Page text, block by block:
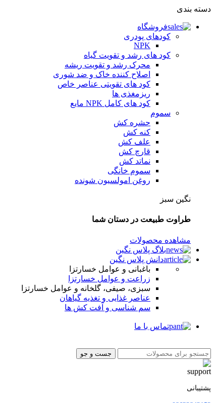
دسته بندی
فروشگاه
کودهای پودری
NPK
کود های رشد و تقویت گیاه
محرک رشد و تقویت ریشه
اصلاح کننده خاک و ضد شوری
کود های تقویتی عناصر خاص
ریزمغذی ها
کود های کامل NPK مایع
سموم
حشره کش
کنه کش
علف کش
قارچ کش
نماتد کش
سموم خانگی
روغن امولسیون شونده
نگین سبز
طراوت طبیعت در دستان شما
مشاهده محصولات
بلاگ پلاس نگین
دانش پلاس نگین
باغبانی و عوامل خسارتزا
زراعت و عوامل خسارتزا
سبزی، صیفی، گلخانه و عوامل خسارتزا
عناصر غذایی و تغذیه گیاهان
سم شناسی و آفت کش ها
تماس با ما
جست و جو
پشتیبانی